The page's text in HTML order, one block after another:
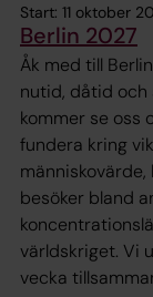
Start: 11 oktober
Berlin 2027
Åk med till
nutid, dåtid och
kommer se oss
fundera kring
människovärde,
besöker bland
världskriget. Vi
vecka